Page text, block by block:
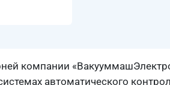
компании
автоматического